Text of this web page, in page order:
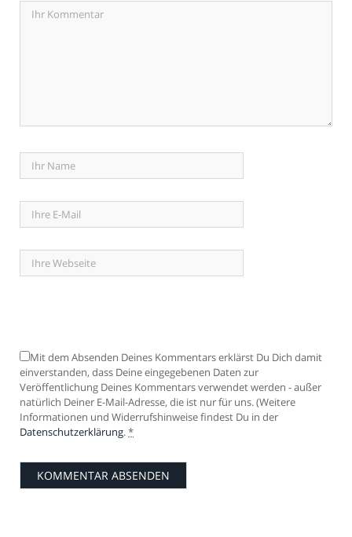
Mit dem Absenden Deines Kommentars erklärst Du Dich damit
einverstanden, dass Deine eingegebenen Daten zur
Veröffentlichung Deines Kommentars verwendet werden - außer
natürlich Deiner E-Mail-Adresse, die ist nur für uns. (Weitere
Informationen und Widerrufshinweise findest Du in der
Datenschutzerklärung. *